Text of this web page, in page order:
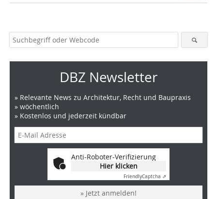
DBZ Newsletter
» Relevante News zu Architektur, Recht und Baupraxis
» wöchentlich
» Kostenlos und jederzeit kündbar
Anti-Roboter-Verifizierung
Hier klicken
FriendlyCaptcha ⇗
» Jetzt anmelden!